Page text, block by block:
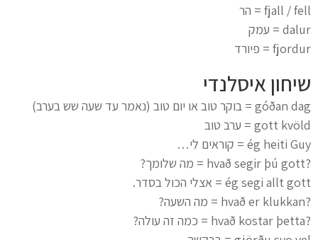
fjall / fell = הר
dalur = עמק
fjordur = פיורד
שיחון איסלנדי
góðan dag = בוקר טוב או יום טוב (נאמר עד שעה שש בערב)
gott kvöld = ערב טוב
ég heiti Guy = קוראים לי…
?hvað segir þú gott = מה שלומך?
ég segi allt gott = אצלי הכול בסדר.
?hvað er klukkan = מה השעה?
?hvað kostar þetta = כמה זה עולה?